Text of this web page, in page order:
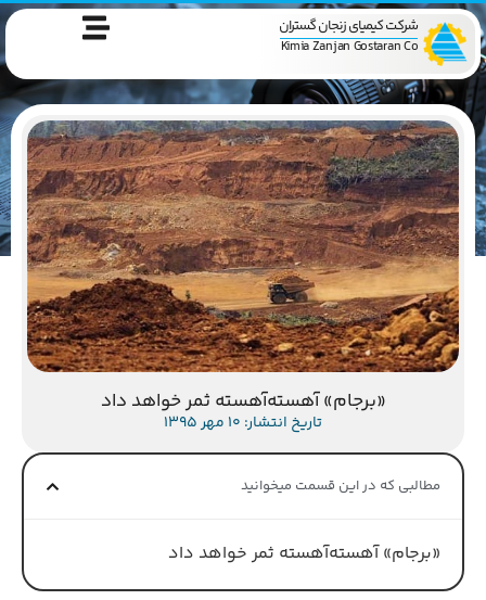
شرکت کیمیای زنجان گستران
Kimia Zanjan Gostaran Co
«برجام» آهسته‌آهسته ثمر خواهد داد
تاریخ انتشار: 10 مهر 1395
مطالبی که در این قسمت میخوانید
«برجام» آهسته‌آهسته ثمر خواهد داد